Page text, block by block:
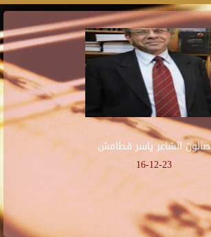
صالون الشاعر ياسر قطامش
16-12-23